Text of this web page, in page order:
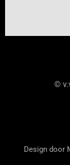
©
Design door